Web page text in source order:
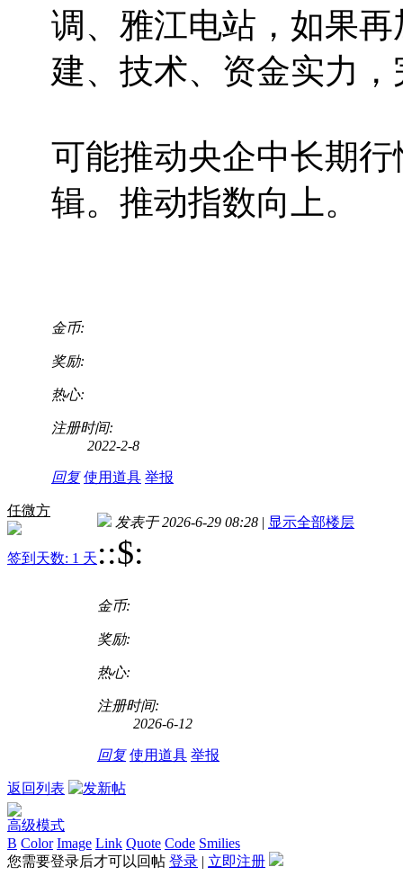
调、雅江电站，如果
建、技术、资金实力
可能推动央企中长期
辑。推动指数向上。
金币:
奖励:
热心:
注册时间:
2022-2-8
回复 使用道具 举报
任微方
签到天数: 1 天
发表于 2026-6-29 08:28 | 显示全部楼层
::$:
金币:
奖励:
热心:
注册时间:
2026-6-12
回复 使用道具 举报
返回列表
高级模式
B Color Image Link Quote Code Smilies
您需要登录后才可以回帖 登录 | 立即注册